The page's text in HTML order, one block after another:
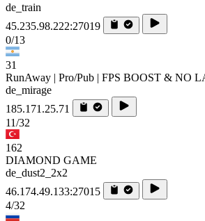
de_train
45.235.98.222:27019
0/13
31
RunAway | Pro/Pub | FPS BOOST & NO
de_mirage
185.171.25.71
11/32
162
DIAMOND GAME
de_dust2_2x2
46.174.49.133:27015
4/32